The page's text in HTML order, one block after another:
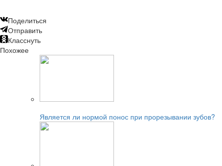
Поделиться
Отправить
Класснуть
Похожее
Является ли нормой понос при прорезывании зубов?